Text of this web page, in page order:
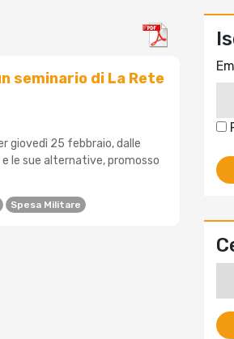
seminario di La Rete
giovedì 25 febbraio, dalle
le sue alternative, promosso
Spesa Militare